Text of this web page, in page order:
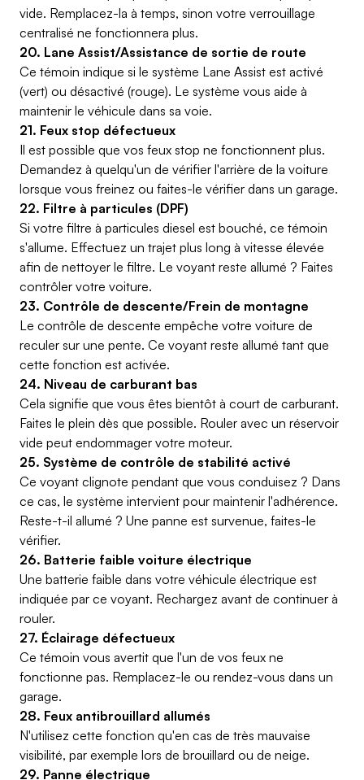
vide. Remplacez-la à temps, sinon votre verrouillage
centralisé ne fonctionnera plus.
20. Lane Assist/Assistance de sortie de route
Ce témoin indique si le système Lane Assist est activé
(vert) ou désactivé (rouge). Le système vous aide à
maintenir le véhicule dans sa voie.
21. Feux stop défectueux
Il est possible que vos feux stop ne fonctionnent plus.
Demandez à quelqu'un de vérifier l'arrière de la voiture
lorsque vous freinez ou faites-le vérifier dans un garage.
22. Filtre à particules (DPF)
Si votre filtre à particules diesel est bouché, ce témoin
s'allume. Effectuez un trajet plus long à vitesse élevée
afin de nettoyer le filtre. Le voyant reste allumé ? Faites
contrôler votre voiture.
23. Contrôle de descente/Frein de montagne
Le contrôle de descente empêche votre voiture de
reculer sur une pente. Ce voyant reste allumé tant que
cette fonction est activée.
24. Niveau de carburant bas
Cela signifie que vous êtes bientôt à court de carburant.
Faites le plein dès que possible. Rouler avec un réservoir
vide peut endommager votre moteur.
25. Système de contrôle de stabilité activé
Ce voyant clignote pendant que vous conduisez ? Dans
ce cas, le système intervient pour maintenir l'adhérence.
Reste-t-il allumé ? Une panne est survenue, faites-le
vérifier.
26. Batterie faible voiture électrique
Une batterie faible dans votre véhicule électrique est
indiquée par ce voyant. Rechargez avant de continuer à
rouler.
27. Éclairage défectueux
Ce témoin vous avertit que l'un de vos feux ne
fonctionne pas. Remplacez-le ou rendez-vous dans un
garage.
28. Feux antibrouillard allumés
N'utilisez cette fonction qu'en cas de très mauvaise
visibilité, par exemple lors de brouillard ou de neige.
29. Panne électrique